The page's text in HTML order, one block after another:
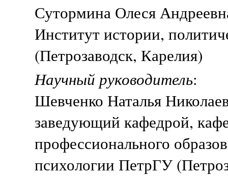
Сутормина Олеся
Институт истории,
(Петрозаводск, Карелия)
Научный руководитель:
Шевченко Наталья
заведующий кафедрой,
профессионального
психологии ПетрГУ